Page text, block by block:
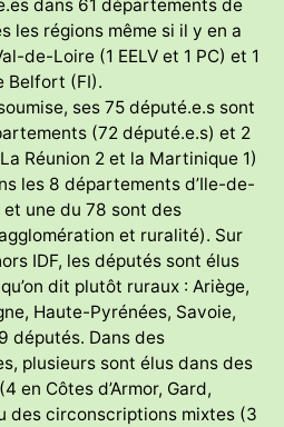
dans 61 départements de
les régions même si il y en a
de-Loire (1 EELV et 1 PC) et 1
Belfort (FI).
ses 75 député.e.s sont
(72 député.e.s) et 2
Réunion 2 et la Martinique 1)
les 8 départements d’Ile-de-
une du 78 sont des
et ruralité). Sur
IDF, les députés sont élus
dit plutôt ruraux : Ariège,
Haute-Pyrénées, Savoie,
députés. Dans des
plusieurs sont élus dans des
en Côtes d’Armor, Gard,
des circonscriptions mixtes (3